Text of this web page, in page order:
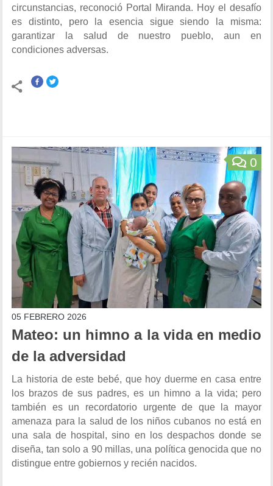
circunstancias, reconoció Portal Miranda. Hoy el desafío
es distinto, pero la esencia sigue siendo la misma:
garantizar la salud de nuestro pueblo, aun en
condiciones adversas.
0
05 FEBRERO 2026
Mateo: un himno a la vida en medio
de la adversidad
La historia de este bebé, que hoy duerme en casa entre
los brazos de sus padres, es un himno a la vida; pero
también es un recordatorio urgente de que la mayor
amenaza para la salud de los niños cubanos no está en
una sala de hospital, sino en los despachos donde se
diseña, tan solo a 90 millas, una política genocida que no
distingue entre gobiernos y recién nacidos.